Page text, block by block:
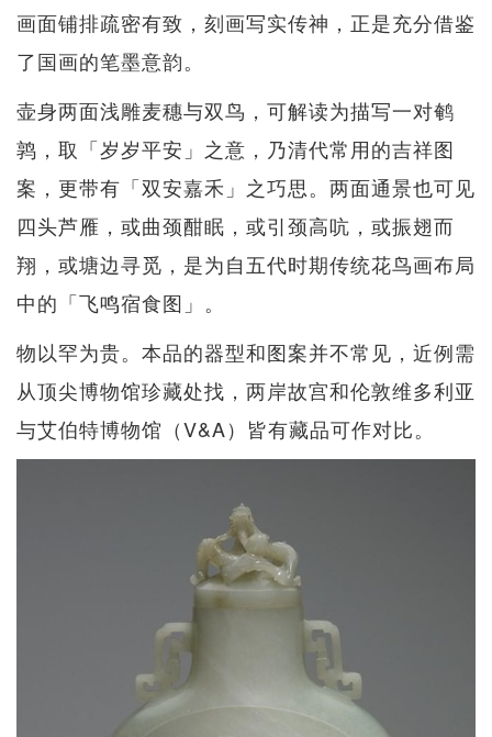
画面铺排疏密有致，刻画写实传神，正是充分借鉴
了国画的笔墨意韵。
壶身两面浅雕麦穗与双鸟，可解读为描写一对鹌
鹑，取「岁岁平安」之意，乃清代常用的吉祥图
案，更带有「双安嘉禾」之巧思。两面通景也可见
四头芦雁，或曲颈酣眠，或引颈高吭，或振翅而
翔，或塘边寻觅，是为自五代时期传统花鸟画布局
中的「飞鸣宿食图」。
物以罕为贵。本品的器型和图案并不常见，近例需
从顶尖博物馆珍藏处找，两岸故宫和伦敦维多利亚
与艾伯特博物馆（V&A）皆有藏品可作对比。